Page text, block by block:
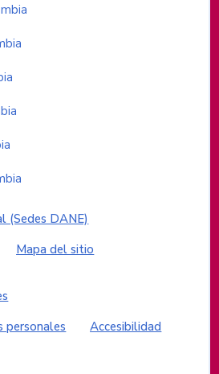
(Sedes DANE)
Mapa del sitio
personales
Accesibilidad